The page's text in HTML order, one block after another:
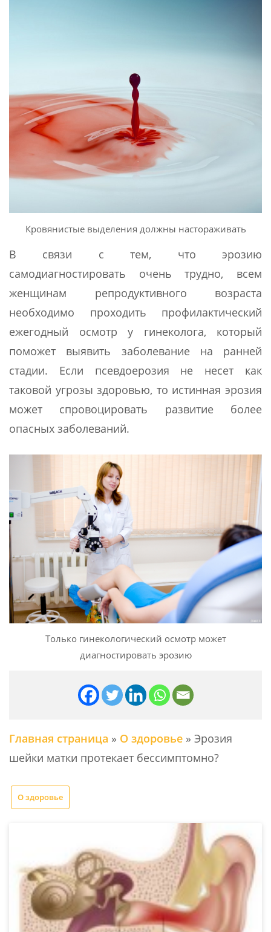
Кровянистые выделения должны настораживать
В связи с тем, что эрозию
самодиагностировать очень трудно, всем
женщинам репродуктивного возраста
необходимо проходить профилактический
ежегодный осмотр у гинеколога, который
поможет выявить заболевание на ранней
стадии. Если псевдоерозия не несет как
таковой угрозы здоровью, то истинная эрозия
может спровоцировать развитие более
опасных заболеваний.
Только гинекологический осмотр может
диагностировать эрозию
Главная страница » О здоровье » Эрозия
шейки матки протекает бессимптомно?
О здоровье